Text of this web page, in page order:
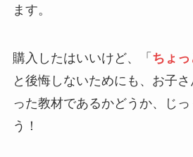
ます。
購入したはいいけど、「 ちょっ
と後悔しないためにも、お子
った教材であるかどうか、じ
う！